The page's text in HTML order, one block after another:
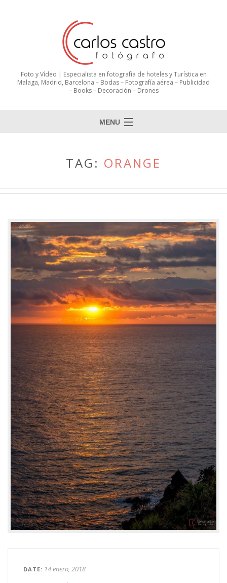
Foto y Vídeo | Especialista en fotografía de hoteles y Turística en
Malaga, Madrid, Barcelona – Bodas – Fotografía aérea – Publicidad
– Books – Decoración – Drones
MENU
TAG: ORANGE
DATE 14 enero, 2018